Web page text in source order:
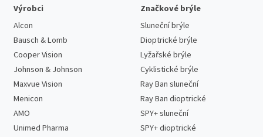
Výrobci
Alcon
Bausch & Lomb
Cooper Vision
Johnson & Johnson
Maxvue Vision
Menicon
AMO
Unimed Pharma
Značkové brýle
Sluneční brýle
Dioptrické brýle
Lyžařské brýle
Cyklistické brýle
Ray Ban sluneční
Ray Ban dioptrické
SPY+ sluneční
SPY+ dioptrické